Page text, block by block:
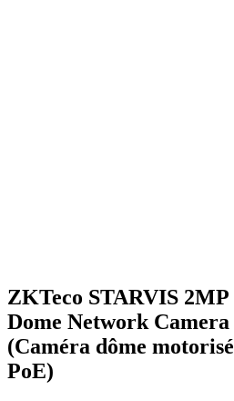
ZKTeco STARVIS
Dome Network
(Caméra dôme
PoE)